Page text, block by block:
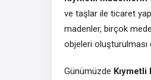
ve taşlar ile ticaret
madenler, birçok
objeleri oluşturulması
Günümüzde